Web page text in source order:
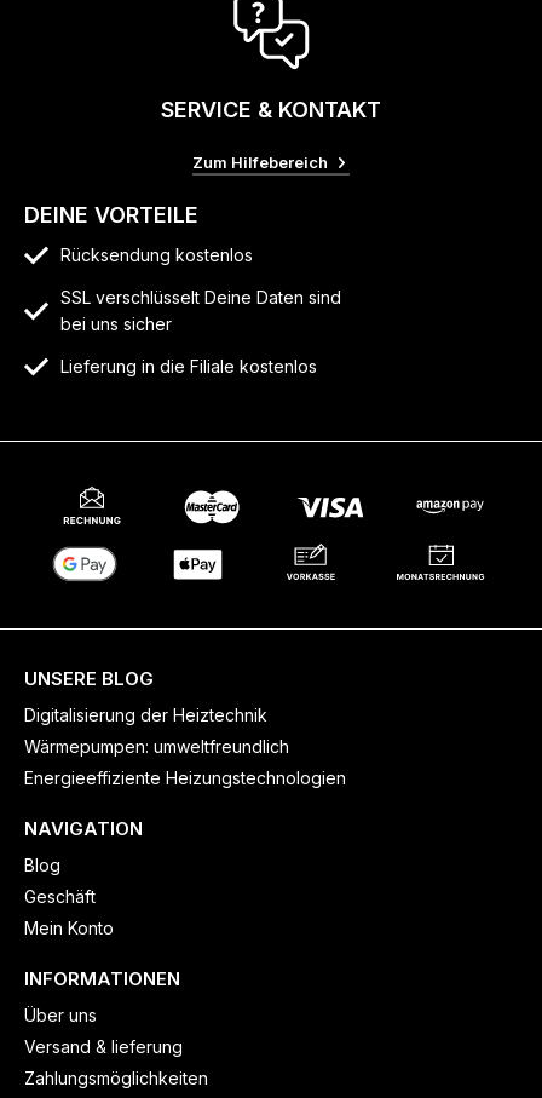
SERVICE & KONTAKT
Zum Hilfebereich
DEINE VORTEILE
Rücksendung kostenlos
SSL verschlüsselt Deine Daten sind
bei uns sicher
Lieferung in die Filiale kostenlos
UNSERE BLOG
Digitalisierung der Heiztechnik
Wärmepumpen: umweltfreundlich
Energieeffiziente Heizungstechnologien
NAVIGATION
Blog
Geschäft
Mein Konto
INFORMATIONEN
Über uns
Versand & lieferung
Zahlungsmöglichkeiten